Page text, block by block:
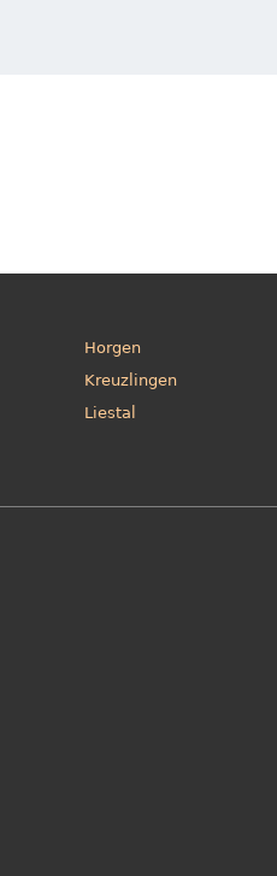
Horgen
Kreuzlingen
Liestal